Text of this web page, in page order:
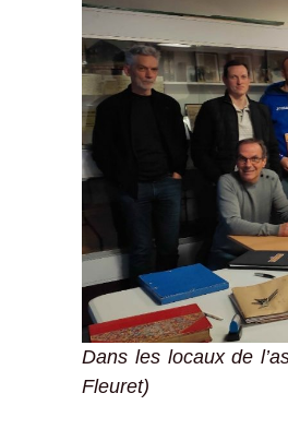
Dans les locaux de
Fleuret)